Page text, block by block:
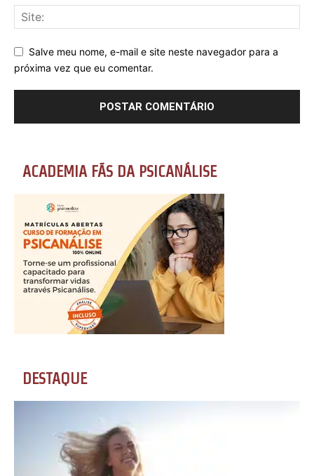
Salve meu nome, e-mail e site neste navegador para a
próxima vez que eu comentar.
ACADEMIA FÃS DA PSICANÁLISE
DESTAQUE